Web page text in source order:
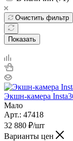
Очистить фильтр
Показать
Экшн-камера
Мало
Арт.: 47418
32 880 ₽/шт
Варианты цен